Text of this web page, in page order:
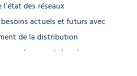
des réseaux
besoins actuels et futurs avec
de la distribution
remplacement des réseaux
du coût des travaux